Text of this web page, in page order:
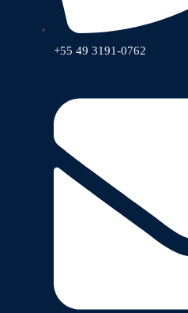
+55 49 3191-0762